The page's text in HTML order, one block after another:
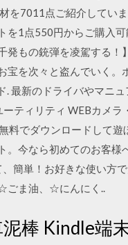
を7011点ご紹介してい
1点550円からご購入
もの銃弾を凌駕する
を次々と盗んでいく
最新のドライバやマニ
ティリティ WEBカメラ
料でダウンロードして
今なら初めてのお客
簡単！お好きな使い方
ごま油、☆にんにく..
棒 Kindle端